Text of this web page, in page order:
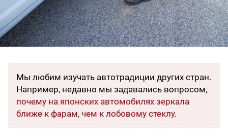
Мы любим изучать автотрадиции других стран.
Например, недавно мы задавались вопросом,
почему на японских автомобилях зеркала
ближе к фарам, чем к лобовому стеклу.